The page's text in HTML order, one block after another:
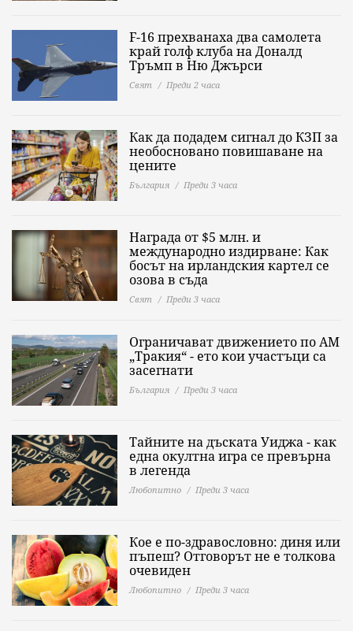
F-16 прехванаха два самолета
край голф клуба на Доналд
Тръмп в Ню Джърси
Свят Преди 2 часа
Как да подадем сигнал до КЗП за
необосновано повишаване на
цените
България Преди 3 часа
Награда от $5 млн. и
международно издирване: Как
босът на ирландския картел се
озова в съда
Свят Преди 3 часа
Ограничават движението по АМ
„Тракия“ - ето кои участъци са
засегнати
България Преди 3 часа
Тайните на дъската Уиджа - как
една окултна игра се превърна
в легенда
Любопитно Преди 3 часа
Кое е по-здравословно: диня или
пъпеш? Отговорът не е толкова
очевиден
Любопитно Преди 3 часа